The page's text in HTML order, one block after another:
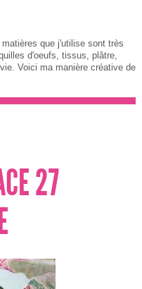
que j'utilise sont très
d'oeufs, tissus, plâtre,
Voici ma manière créative de
27